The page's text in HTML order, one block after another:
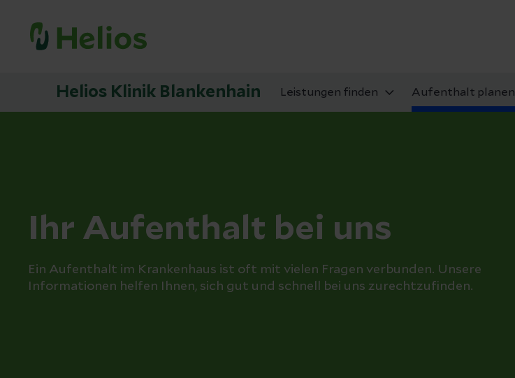
Helios Klinik Blankenhain Leistungen finden Aufenthalt planen
Ihr Aufenthalt bei uns
Ein Aufenthalt im Krankenhaus ist oft mit vielen Fragen verbunden. Unsere
Informationen helfen Ihnen, sich gut und schnell bei uns zurechtzufinden.